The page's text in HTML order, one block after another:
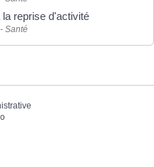
reprise d'activité
Santé